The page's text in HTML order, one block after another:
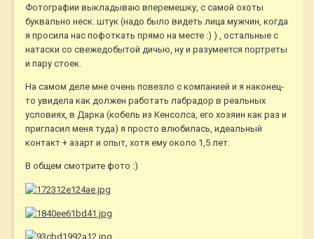
Фотографии выкладываю вперемешку, с самой охоты
буквально неск. штук (надо было видеть лица мужчин, когда
я просила нас пофоткать прямо на месте :) ) , остальные с
натаски со свежедобытой дичью, ну и разумеется портреты
и пару стоек.
На самом деле мне очень повезло с компанией и я наконец-
то увидела как должен работать лабрадор в реальных
условиях, в Дарка (кобель из Кенсолса, его хозяин как раз и
пригласил меня туда) я просто влюбилась, идеальный
контакт + азарт и опыт, хотя ему около 1,5 лет.
В общем смотрите фото :)